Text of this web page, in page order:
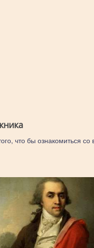
что бы ознакомиться со